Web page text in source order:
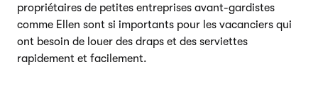
propriétaires de petites entreprises avant-gardistes
comme Ellen sont si importants pour les vacanciers qui
ont besoin de louer des draps et des serviettes
rapidement et facilement.